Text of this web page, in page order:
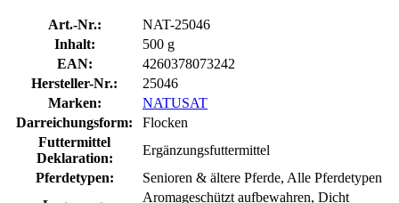
Art.-Nr.:
NAT-25046
Inhalt:
500 g
EAN:
4260378073242
Hersteller-Nr.:
25046
Marken:
NATUSAT
Darreichungsform:
Flocken
Futtermittel
Deklaration:
Ergänzungsfuttermittel
Pferdetypen:
Senioren & ältere Pferde, Alle Pferdetypen
Aromageschützt aufbewahren, Dicht